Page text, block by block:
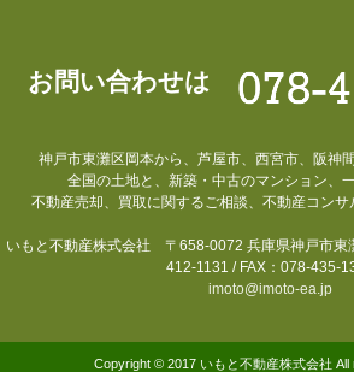
お問い合わせは
神戸市東灘区岡本から、芦屋市、西宮市、阪神
全国の土地と、新築・中古のマンション、
不動産売却、買取に関するご相談、不動産コンサ
いもと不動産株式会社 〒658-0072 兵庫県神戸市
412-1131 / FAX：078-435-
imoto@imoto-ea.jp
Copyright © 2017 いもと不動産株式会社 All